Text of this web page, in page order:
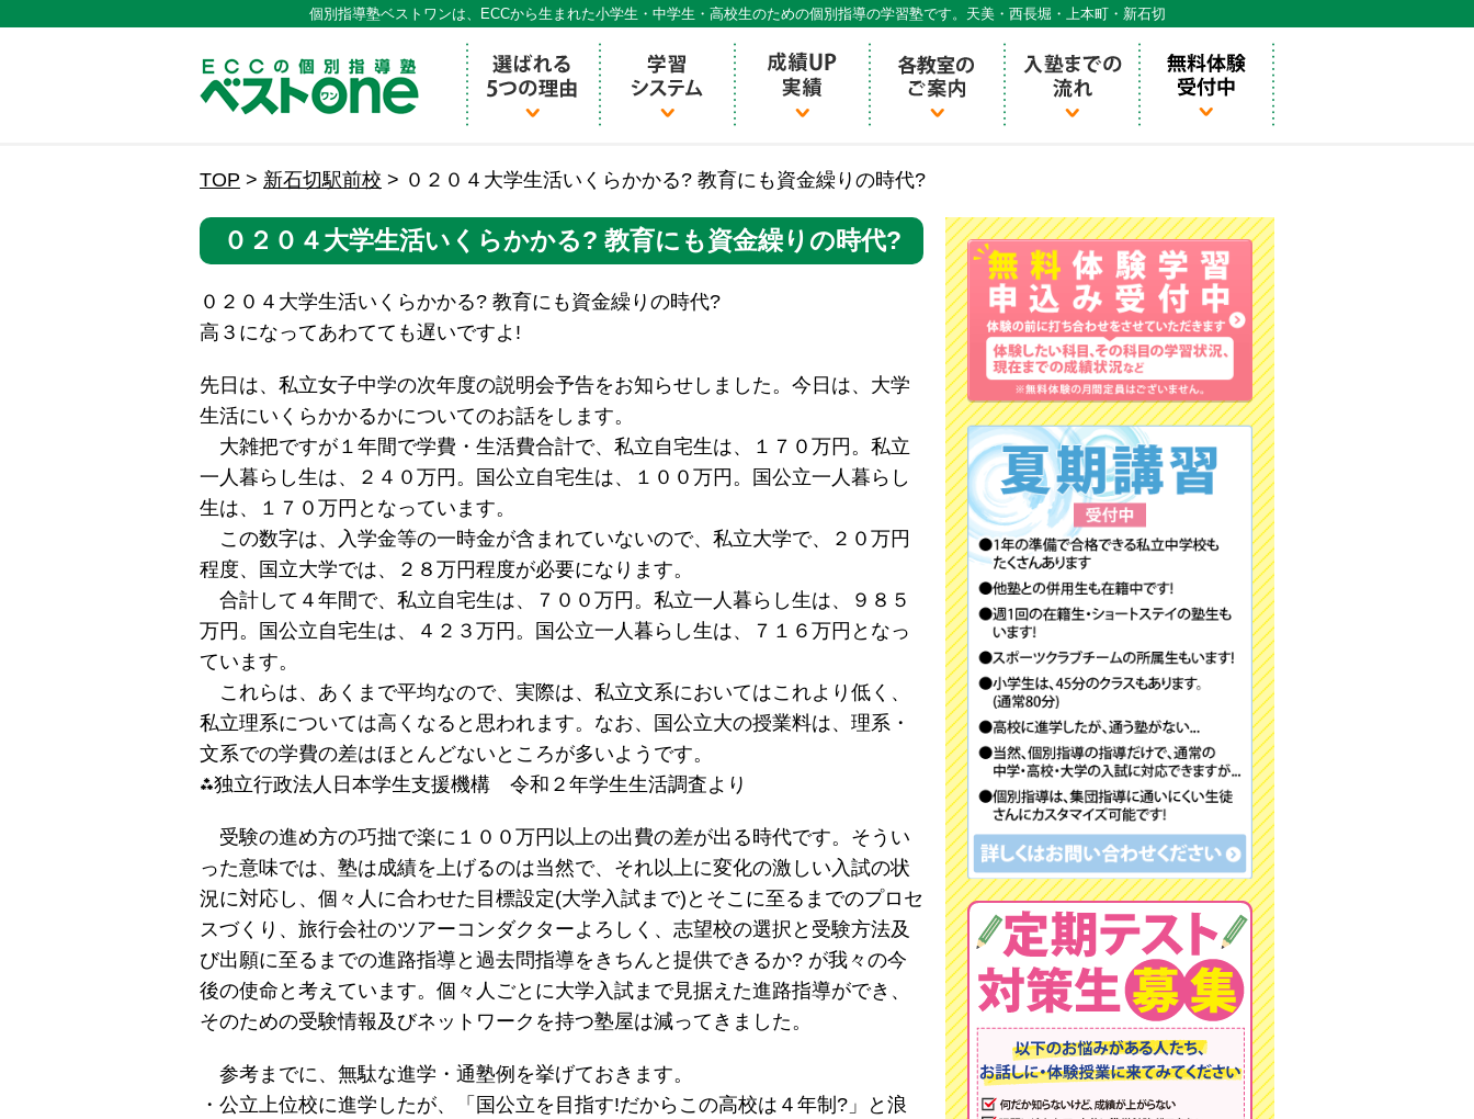
個別指導塾ベストワンは、ECCから生まれた小学生・中学生・高校生のための個別指導の学習塾です。天美・西長堀・上本町・新石切
ECCの個別指導ECCベストワン
TOP > 新石切駅前校 > ０２０４大学生活いくらかかる? 教育にも資金繰りの時代?
０２０４大学生活いくらかかる? 教育にも資金繰りの時代?
０２０４大学生活いくらかかる? 教育にも資金繰りの時代?
高３になってあわてても遅いですよ!
先日は、私立女子中学の次年度の説明会予告をお知らせしました。今日は、大学
生活にいくらかかるかについてのお話をします。
大雑把ですが１年間で学費・生活費合計で、私立自宅生は、１７０万円。私立
一人暮らし生は、２４０万円。国公立自宅生は、１００万円。国公立一人暮らし
生は、１７０万円となっています。
この数字は、入学金等の一時金が含まれていないので、私立大学で、２０万円
程度、国立大学では、２８万円程度が必要になります。
合計して４年間で、私立自宅生は、７００万円。私立一人暮らし生は、９８５
万円。国公立自宅生は、４２３万円。国公立一人暮らし生は、７１６万円となっ
ています。
これらは、あくまで平均なので、実際は、私立文系においてはこれより低く、
私立理系については高くなると思われます。なお、国公立大の授業料は、理系・
文系での学費の差はほとんどないところが多いようです。
⁂独立行政法人日本学生支援機構 令和２年学生生活調査より
受験の進め方の巧拙で楽に１００万円以上の出費の差が出る時代です。そうい
った意味では、塾は成績を上げるのは当然で、それ以上に変化の激しい入試の状
況に対応し、個々人に合わせた目標設定(大学入試まで)とそこに至るまでのプロセ
スづくり、旅行会社のツアーコンダクターよろしく、志望校の選択と受験方法及
び出願に至るまでの進路指導と過去問指導をきちんと提供できるか? が我々の今
後の使命と考えています。個々人ごとに大学入試まで見据えた進路指導ができ、
そのための受験情報及びネットワークを持つ塾屋は減ってきました。
参考までに、無駄な進学・通塾例を挙げておきます。
・公立上位校に進学したが、「国公立を目指す!だからこの高校は４年制?」と浪